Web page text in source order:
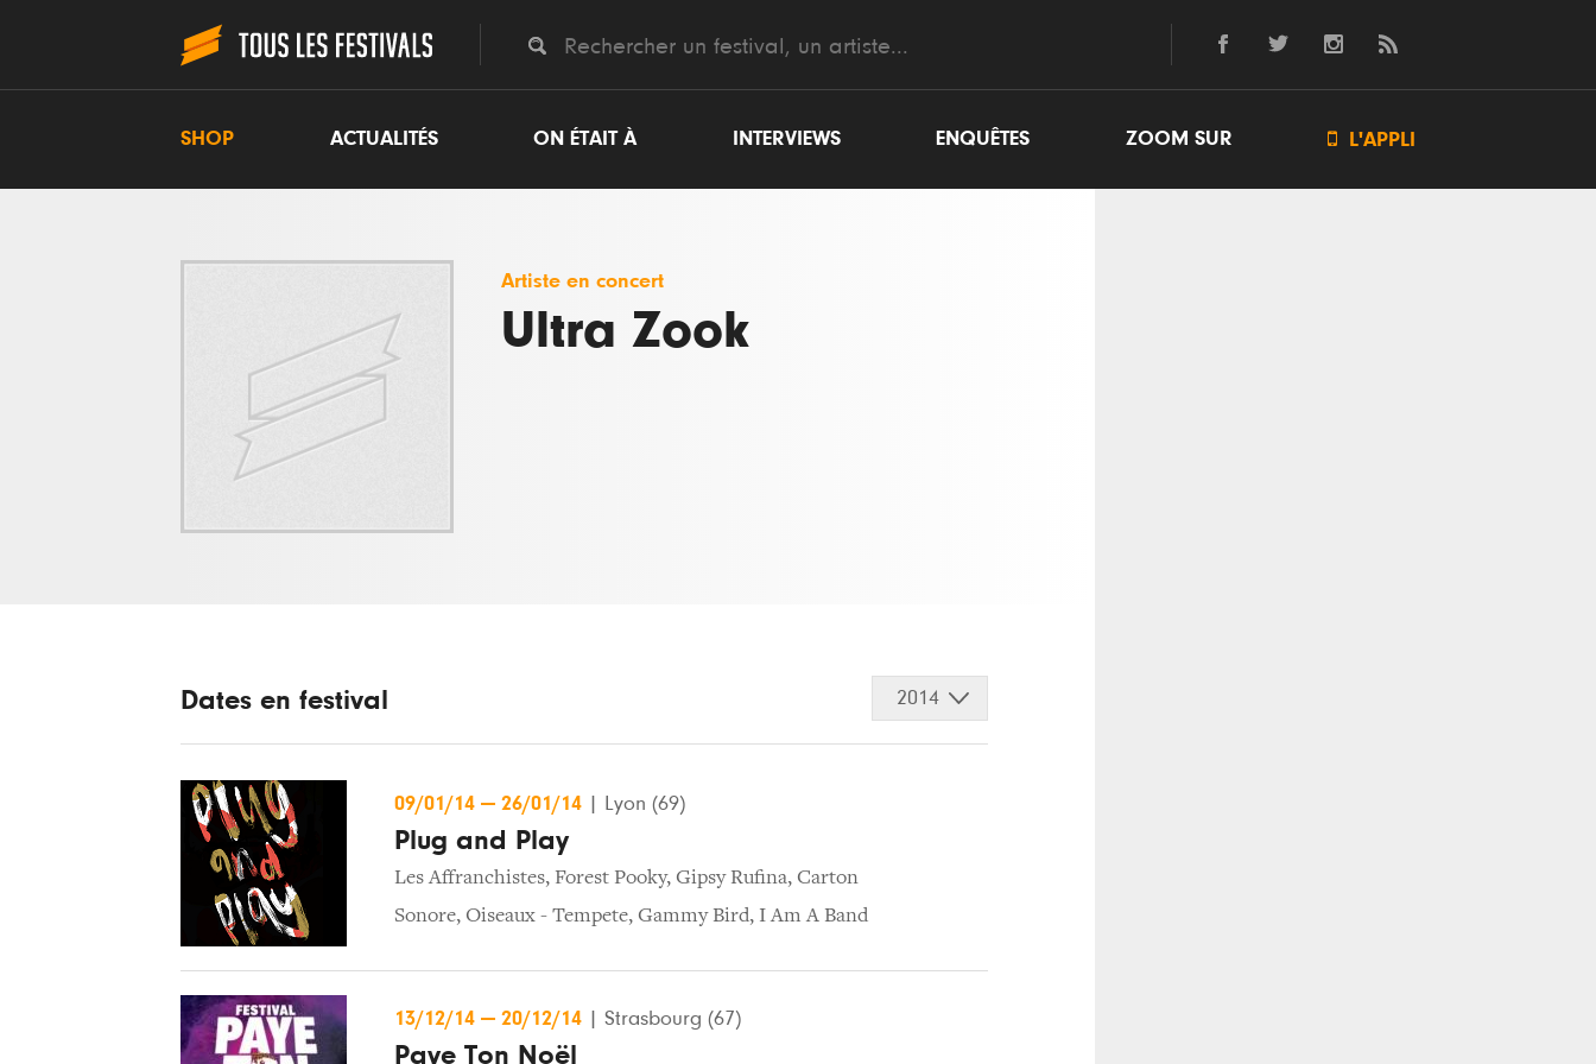
SHOP ACTUALITÉS ON ÉTAIT À INTERVIEWS ENQUÊTES ZOOM SUR  L'APPLI
Artiste en concert
Ultra Zook
Dates en festival 2014
09/01/14 — 26/01/14 Lyon (69)
Plug and Play
Les Affranchistes, Forest Pooky, Gipsy Rufina, Carton
Sonore, Oiseaux - Tempete, Gammy Bird, I Am A Band
13/12/14 — 20/12/14 Strasbourg (67)
Paye Ton Noël